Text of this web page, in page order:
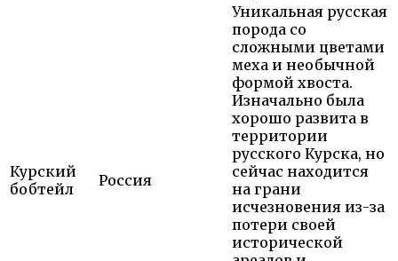
Курский
бобтейл
Россия
Уникальная русская
порода со
сложными цветами
меха и необычной
формой хвоста.
Изначально была
хорошо развита в
территории
русского Курска, но
сейчас находится
на грани
исчезновения из-за
потери своей
исторической